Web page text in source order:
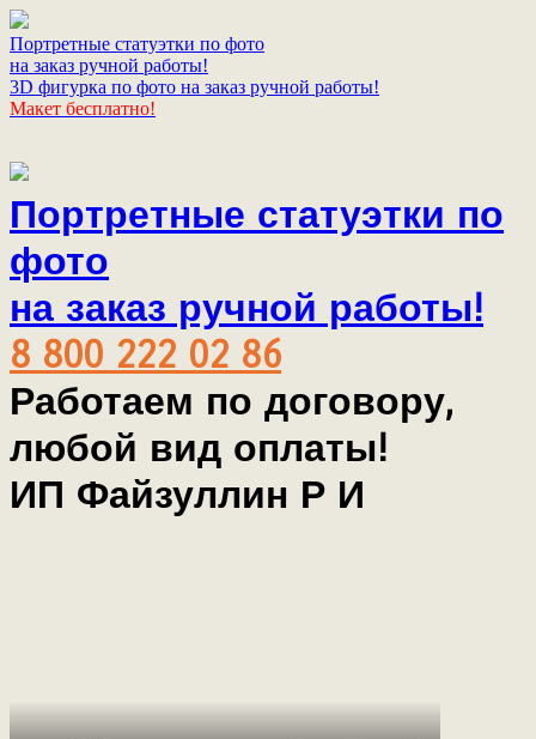
Портретные статуэтки по фото
на заказ ручной работы!
3D фигурка по фото на заказ ручной работы!
Макет бесплатно!
Портретные статуэтки по
фото
на заказ ручной работы!
8 800 222 02 86
Работаем по договору,
любой вид оплаты!
ИП Файзуллин Р И